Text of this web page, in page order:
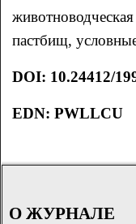
пастбищ,
DOI: 10.24412/
EDN: PWLLCU
О ЖУРНАЛЕ